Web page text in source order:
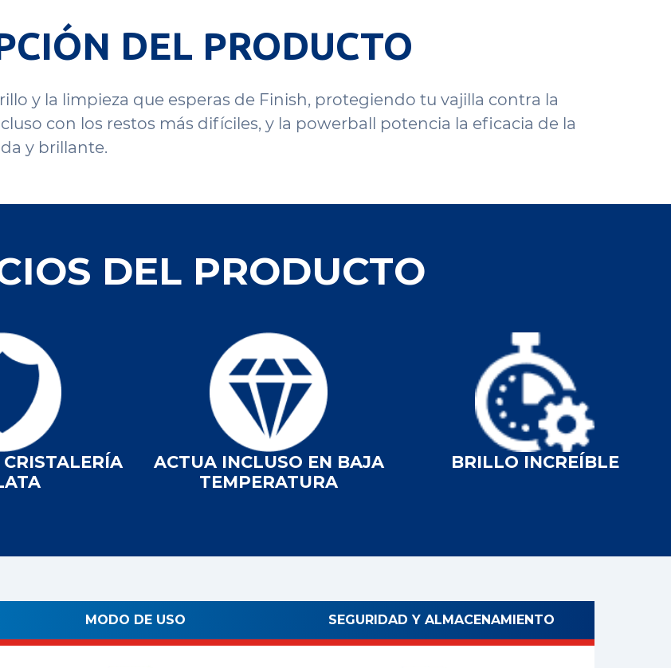
DEL PRODUCTO
y la limpieza que esperas de Finish, protegiendo tu vajilla contra la
con los restos más difíciles, y la powerball potencia la eficacia de la
y brillante.
DEL PRODUCTO
ACTUA INCLUSO EN BAJA
TEMPERATURA
BRILLO INCREÍBLE
MODO DE USO SEGURIDAD Y ALMACENAMIENTO